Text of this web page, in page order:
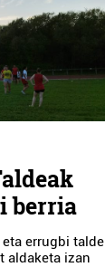
berria
errugbi talde
aldaketa izan